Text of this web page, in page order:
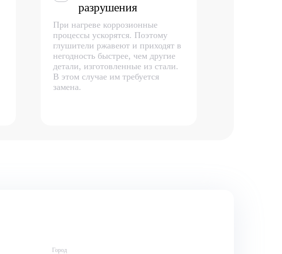
разрушения
При нагреве коррозионные
процессы ускорятся. Поэтому
глушители ржавеют и приходят в
негодность быстрее, чем другие
детали, изготовленные из стали.
В этом случае им требуется
замена.
Город